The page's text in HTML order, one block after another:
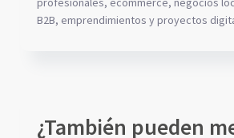
B2B, emprendimientos y proyectos
¿También pueden